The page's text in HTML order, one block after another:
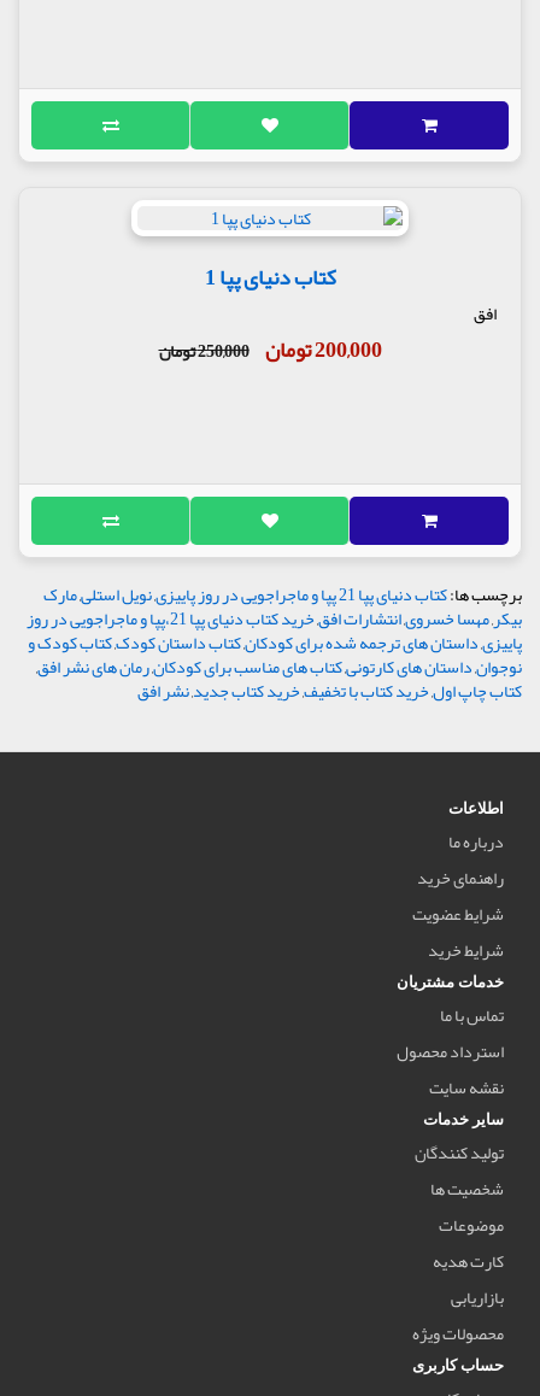
کتاب دنیای پپا 1
افق
200,000 تومان 250,000 تومان
برچسب ها:کتاب دنیای پپا 21 پپا و ماجراجویی در روز پاییزی ,نویل استلی,مارک
بیکر,مهسا خسروی,انتشارات افق, خرید کتاب دنیای پپا 21،پپا و ماجراجویی در روز
پاییزی,داستان های ترجمه شده برای کودکان,کتاب داستان کودک,کتاب کودک و
نوجوان,داستان های کارتونی,کتاب های مناسب برای کودکان,رمان های نشر افق,
کتاب چاپ اول,خرید کتاب با تخفیف,خرید کتاب جدید,نشر افق
اطلاعات
درباره ما
راهنمای خرید
شرایط عضویت
شرایط خرید
خدمات مشتریان
تماس با ما
استرداد محصول
نقشه سایت
سایر خدمات
تولید کنندگان
شخصیت ها
موضوعات
کارت هدیه
بازاریابی
محصولات ویژه
حساب کاربری